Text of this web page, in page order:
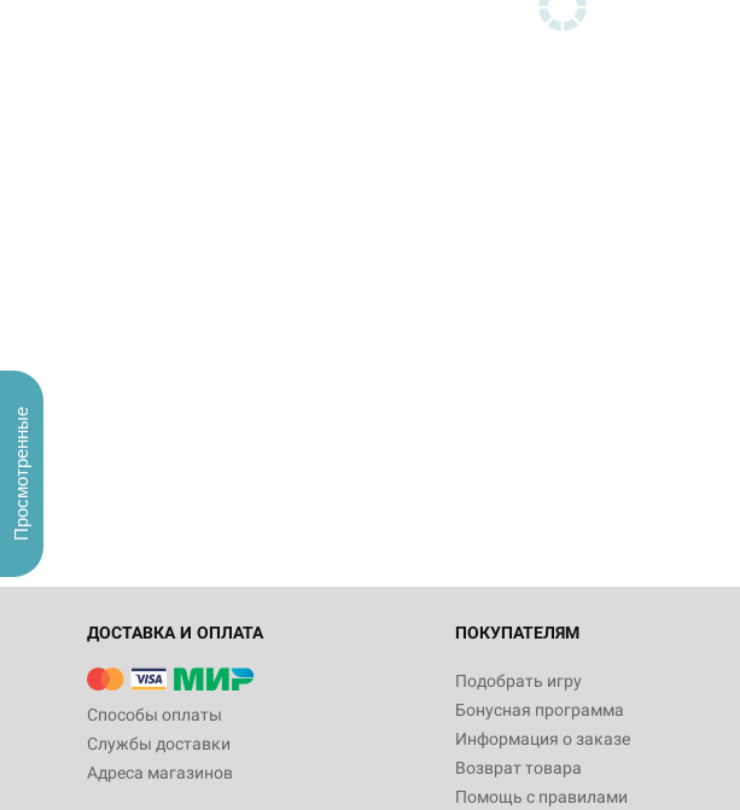
ДОСТАВКА И ОПЛАТА
Способы оплаты
Службы доставки
Адреса магазинов
ПОКУПАТЕЛЯМ
Подобрать игру
Бонусная программа
Информация о заказе
Возврат товара
Помощь с правилами
Просмотренные